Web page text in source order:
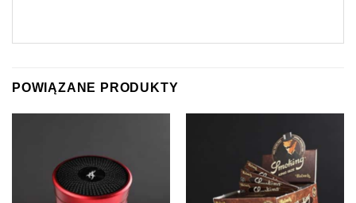
POWIĄZANE PRODUKTY